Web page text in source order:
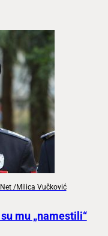
/Milica Vučković
mu „namestili“